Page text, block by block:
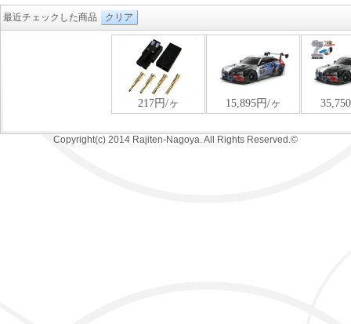
最近チェックした商品 クリア
Copyright(c) 2014 Rajiten-Nagoya. All Rights Reserved.©